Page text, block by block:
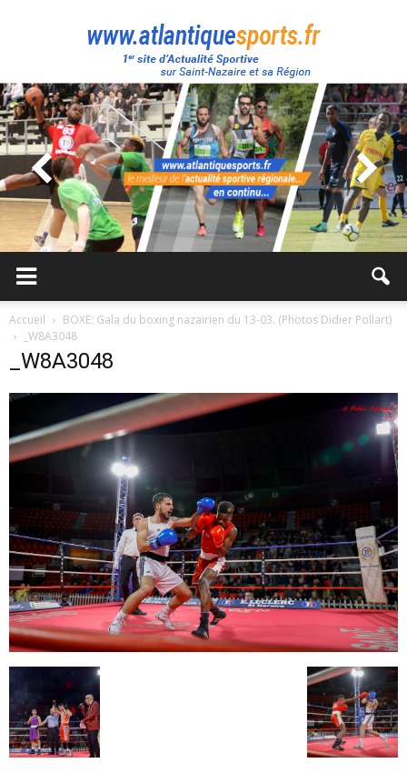
Atlantique
Sport
Accueil
BOXE: Gala du boxing nazairien du 13-03. (Photos Didier Pollart)
_W8A3048
_W8A3048